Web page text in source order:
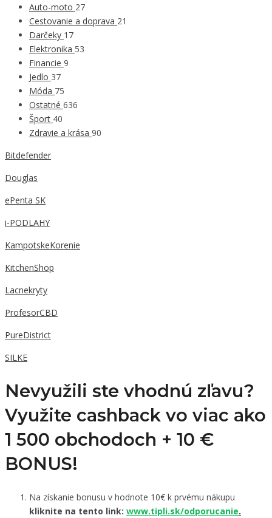
Auto-moto 27
Cestovanie a doprava 21
Darčeky 17
Elektronika 53
Financie 9
Jedlo 37
Móda 75
Ostatné 636
Šport 40
Zdravie a krása 90
Bitdefender
Douglas
ePenta SK
i-PODLAHY
KampotskeKorenie
KitchenShop
Lacnekryty
ProfesorCBD
PureDistrict
SILKE
Nevyužili ste vhodnú zľavu?
Využite cashback vo viac ako
1 500 obchodoch + 10 €
BONUS!
Na získanie bonusu v hodnote 10€ k prvému nákupu
kliknite na tento link: www.tipli.sk/odporucanie.